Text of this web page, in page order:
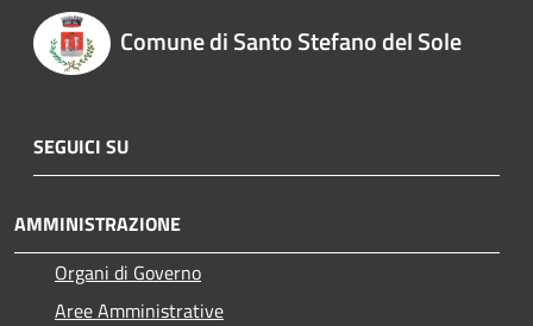
Comune di Santo Stefano del Sole
SEGUICI SU
AMMINISTRAZIONE
Organi di Governo
Aree Amministrative